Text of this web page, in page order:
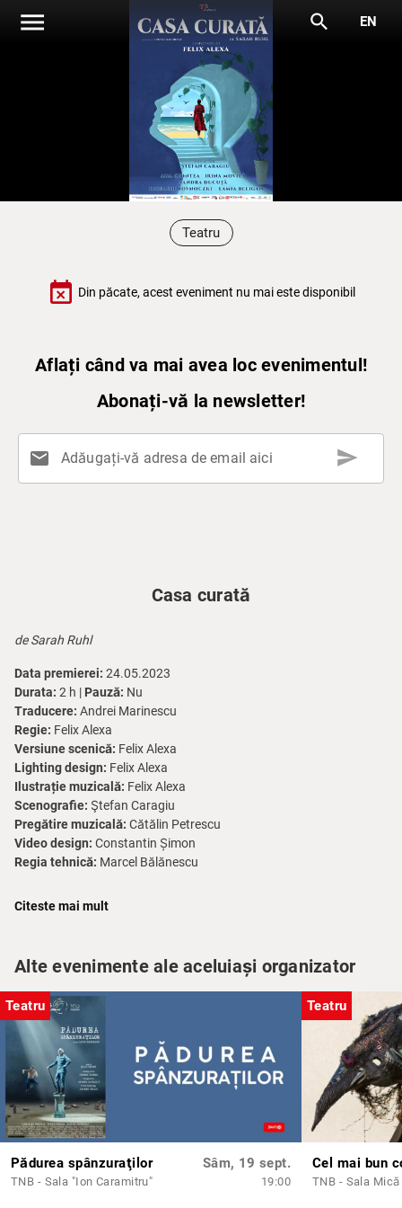
menu search EN
Teatru
event_busy Din păcate, acest eveniment nu mai este disponibil
Aflați când va mai avea loc evenimentul!
Abonați-vă la newsletter!
mail Adăugați-vă adresa de email aici send
Casa curată
de Sarah Ruhl
Data premierei: 24.05.2023
Durata: 2 h | Pauză: Nu
Traducere: Andrei Marinescu
Regie: Felix Alexa
Versiune scenică: Felix Alexa
Lighting design: Felix Alexa
Ilustrație muzicală: Felix Alexa
Scenografie: Ştefan Caragiu
Pregătire muzicală: Cătălin Petrescu
Video design: Constantin Șimon
Regia tehnică: Marcel Bălănescu
Charles:Richard Bovnoczki
Ana:Lamia Beligan
Despre spectacol
Sarah Ruhl este unul dintre dramaturgii americani contemporani cei
mai jucați în Statele Unite. A devenit cunoscută pentru vocea sa
originală, care îmbină limbajul poetic cu absurdul și suprarealismul,
abordând teme majore cu amuzament și tandrețe.
După premiera de laYale Repertory Theatreîn 2004,
Casa curată
a fost montată în nenumărate teatre din America, fiind
Citeste mai mult
Alte evenimente ale aceluiași organizator
Teatru
Pădurea spânzuraţilor
TNB - Sala "Ion Caramitru"
Sâm, 19 sept.
19:00
Teatru
Cel mai bun
TNB - Sala Mică